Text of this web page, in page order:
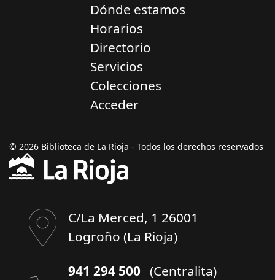
Dónde estamos
Horarios
Directorio
Servicios
Colecciones
Acceder
© 2026 Biblioteca de La Rioja - Todos los derechos reservados
C/La Merced, 1 26001
Logroño (La Rioja)
941 294 500 (Centralita)